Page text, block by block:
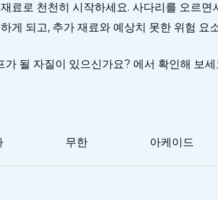
료로 천천히 시작하세요. 사다리를 오르
게 되고, 추가 재료와 예상치 못한 위험 요
가 될 자질이 있으신가요? 에서 확인해 보세
무한 아케이드